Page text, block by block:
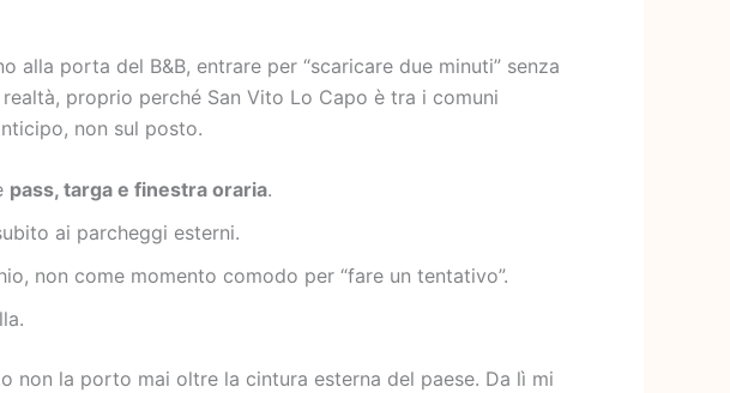
porta del B&B, entrare per “scaricare due minuti” senza
proprio perché San Vito Lo Capo è tra i comuni
non sul posto.
pass, targa e finestra oraria.
ai parcheggi esterni.
non come momento comodo per “fare un tentativo”.
non la porto mai oltre la cintura esterna del paese. Da lì mi